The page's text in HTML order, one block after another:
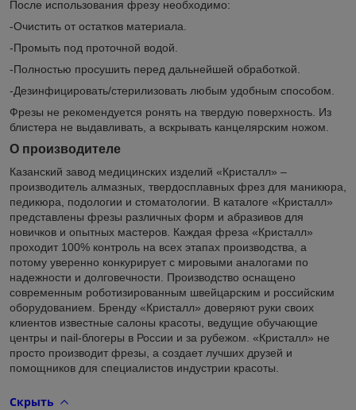
После использования фрезу необходимо:
-Очистить от остатков материала.
-Промыть под проточной водой.
-Полностью просушить перед дальнейшей обработкой.
-Дезинфицировать/стерилизовать любым удобным способом.
Фрезы не рекомендуется ронять на твердую поверхность. Из
блистера не выдавливать, а вскрывать канцелярским ножом.
О производителе
Казанский завод медицинских изделий «Кристалл» –
производитель алмазных, твердосплавных фрез для маникюра,
педикюра, подологии и стоматологии. В каталоге «Кристалл»
представлены фрезы различных форм и абразивов для
новичков и опытных мастеров. Каждая фреза «Кристалл»
проходит 100% контроль на всех этапах производства, а
потому уверенно конкурирует с мировыми аналогами по
надежности и долговечности. Производство оснащено
современным роботизированным швейцарским и российским
оборудованием. Бренду «Кристалл» доверяют руки своих
клиентов известные салоны красоты, ведущие обучающие
центры и nail-блогеры в России и за рубежом. «Кристалл» не
просто производит фрезы, а создает лучших друзей и
помощников для специалистов индустрии красоты.
Скрыть